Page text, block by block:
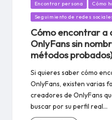
Publicado
en
Encontrar persona Cómo
Seguimiento de redes
Cómo encontrar a
OnlyFans sin
métodos
Si quieres saber cómo
OnlyFans, existen varias
creadores de OnlyFans
buscar por su perfil real…